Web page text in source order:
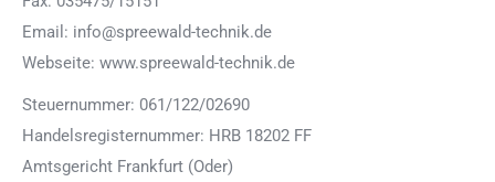
Email: info@spreewald-technik.de
Webseite: www.spreewald-technik.de
Steuernummer: 061/122/02690
Handelsregisternummer: HRB 18202 FF
Amtsgericht Frankfurt (Oder)